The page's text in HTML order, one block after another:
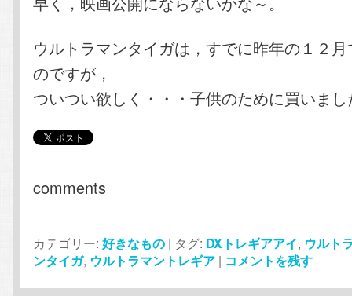
ウルトラマンタイガは，すでに昨年の１２
のですが，
ついつい欲しく・・・子供のために買いまし
comments
カテゴリー: 好きなもの | タグ: DXトレギアアイ, ウルト
ンタイガ, ウルトラマントレギア | コメントを残す